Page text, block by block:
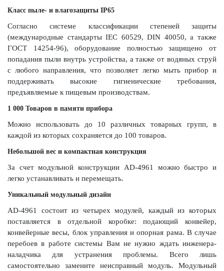
Класс пыле- и влагозащиты IP65
Согласно системе классификации степеней защиты
(международные стандарты IEC 60529, DIN 40050, а также
ГОСТ 14254-96), оборудование полностью защищено от
попадания пыли внутрь устройства, а также от водяных струй
с любого направления, что позволяет легко мыть прибор и
поддерживать высокие гигиенические требования,
предъявляемые к пищевым производствам.
1 000 Товаров в памяти прибора
Можно использовать до 10 различных товарных групп, в
каждой из которых сохраняется до 100 товаров.
Небольшой вес и компактная конструкция
За счет модульной конструкции AD-4961 можно быстро и
легко устанавливать и перемещать.
Уникальный модульный дизайн
AD-4961 состоит из четырех модулей, каждый из которых
поставляется в отдельной коробке: подающий конвейер,
конвейерные весы, блок управления и опорная рама. В случае
перебоев в работе системы Вам не нужно ждать инженера-
наладчика для устранения проблемы. Всего лишь
самостоятельно замените неисправный модуль. Модульный